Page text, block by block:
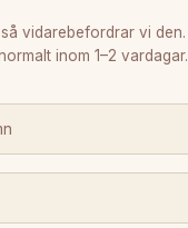
vidarebefordrar vi den.
inom 1–2 vardagar.